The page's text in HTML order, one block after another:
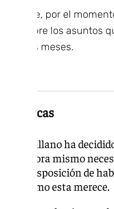
que, por el
sobre los asuntos
últimos meses.
públicas
sevillano ha
que ahora mismo
en disposición de
como esta merece.